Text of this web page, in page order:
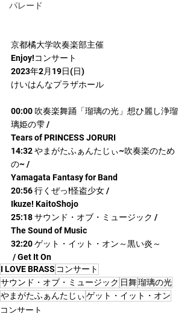
パレード
京都橘大学吹奏楽部主催
Enjoy!コンサート
2023年2月19日(日)
けいはんなプラザホール
00:00 吹奏楽舞踊「瑠璃の光」想ひ麗し浄瑠
璃姫の雫 /
Tears of PRINCESS JORURI
14:32 やまがたふぁんたじぃ~吹奏楽のため
の~ /
Yamagata Fantasy for Band
20:56 行くぜっ!怪盗少女 /
Ikuze! KaitoShojo
25:18 サウンド・オブ・ミュージック /
The Sound of Music
32:20 ゲット・イット・オン～黒い炎～
/ Get It On
I LOVE BRASS コンサート
サウンド・オブ・ミュージック 日舞瑠璃の光
やまがたふぁんたじぃゲット・イット・オン
コンサート